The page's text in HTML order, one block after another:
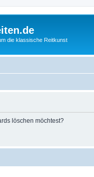
die klassische Reitkunst
löschen möchtest?